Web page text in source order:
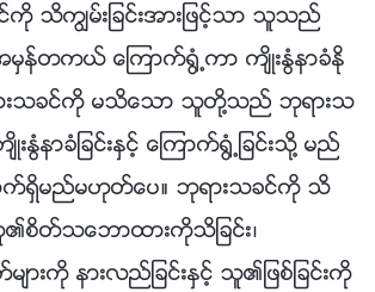
ကို သိကြၽမ္းျခင္းအားျဖင့္သာ သူသည္
န္တကယ္ ေၾကာက္႐ြံ႕ကာ က်ိဳးႏြံနာခံႏို
းသခင္ကို မသိေသာ သူတို႔သည္ ဘုရားသ
ြံနာခံျခင္းႏွင့္ ေၾကာက္႐ြံ႕ျခင္းသို႔ မည္
က္ရွိမည္မဟုတ္ေပ။ ဘုရားသခင္ကို သိ
သူ၏စိတ္သေဘာထားကိုသိျခင္း၊
းကို နားလည္ျခင္းႏွင့္ သူ၏ျဖစ္ျခင္းကို